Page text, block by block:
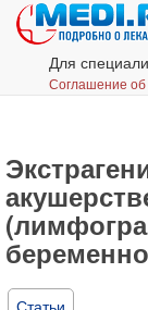
Для
Соглашение об
Статьи